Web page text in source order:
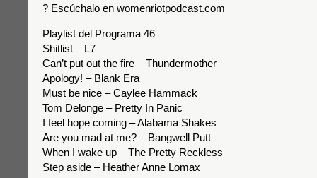
? Escúchalo en womenriotpodcast.com
Playlist del Programa 46
Shitlist – L7
Can’t put out the fire – Thundermother
Apology! – Blank Era
Must be nice – Caylee Hammack
Tom Delonge – Pretty In Panic
I feel hope coming – Alabama Shakes
Are you mad at me? – Bangwell Putt
When I wake up – The Pretty Reckless
Step aside – Heather Anne Lomax